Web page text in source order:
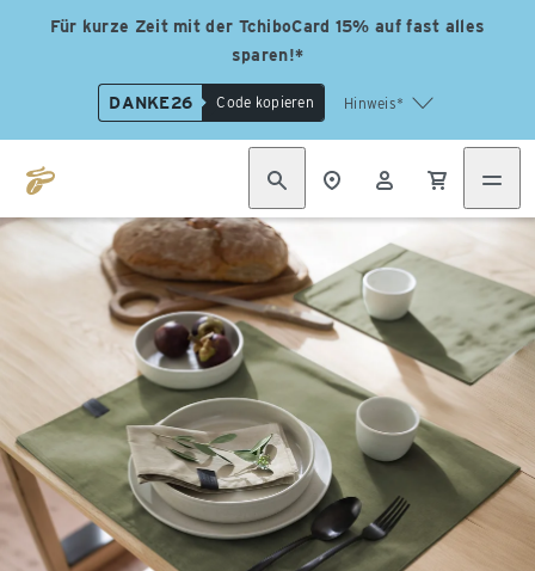
Für kurze Zeit mit der TchiboCard 15% auf fast alles
sparen!*
DANKE26 Code kopieren Hinweis*